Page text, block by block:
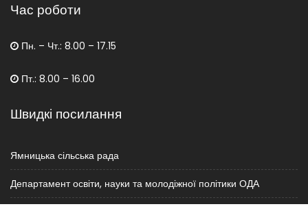
Час роботи
Пн. – Чт.: 8.00 – 17.15
Пт.: 8.00 – 16.00
Швидкі посилання
Ямницька сільська рада
Департамент освіти, науки та молодіжної політики ОДА